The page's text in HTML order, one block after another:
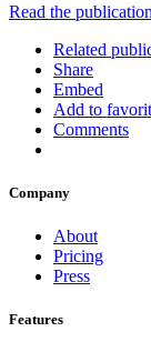
Read the publication
Related
Share
Embed
Add to
Comments
Company
About
Pricing
Press
Features